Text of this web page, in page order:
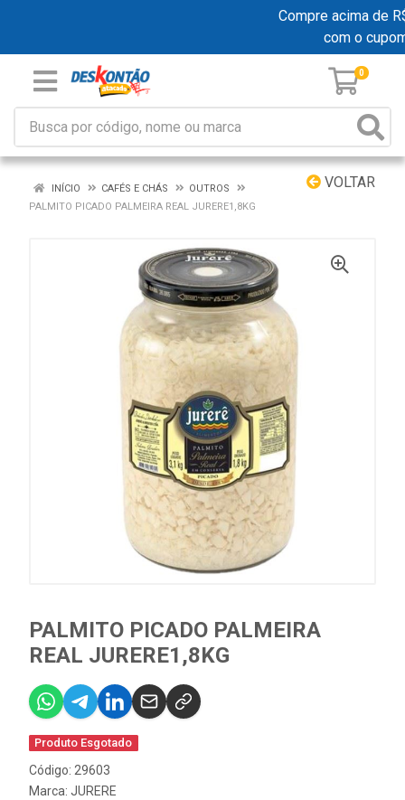
Compre acima de
com o
0
VOLTAR
INÍCIO CAFÉS E CHÁS
OUTROS
PALMITO PICADO PALMEIRA REAL JURERE1,8KG
PALMITO PICADO PALMEIRA
REAL JURERE1,8KG
Produto Esgotado
Código: 29603
Marca: JURERE